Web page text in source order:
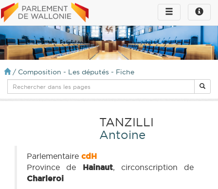
Toggle
infos
Toggle
navigation
/ Composition - Les députés - Fiche
TANZILLI
Antoine
Parlementaire cdH
Province de Hainaut, circonscription de
Charleroi